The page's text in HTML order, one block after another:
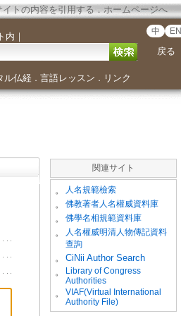
イトの内容を引用する．ホームページへ
内 ｜ 中 EN
戻る
ル仏経． 言語レッスン ． リンク
関連サイト
。 人名規範檢索
。 佛教著者人名權威資料庫
。 佛學名相規範資料庫
。
人名權威明清人物傳記資料
查詢
。
CiNii Author Search
。
Library of Congress
Authorities
。
VIAF(Virtual International
Authority File)